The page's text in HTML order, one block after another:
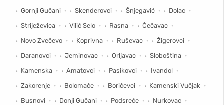
Gornji Gučani
Skenderovci Šnjegavić
Dolac
Striježevica
Vilić Selo Rasna
Čečavac
Novo Zvečevo
Koprivna Ruševac
Žigerovci
Daranovci
Jeminovac Orljavac
Sloboština
Kamenska
Amatovci Pasikovci
Ivandol
Zakorenje
Bolomače Boričevci
Kamenski Vučjak
Busnovi
Donji Gučani Podsreće
Nurkovac